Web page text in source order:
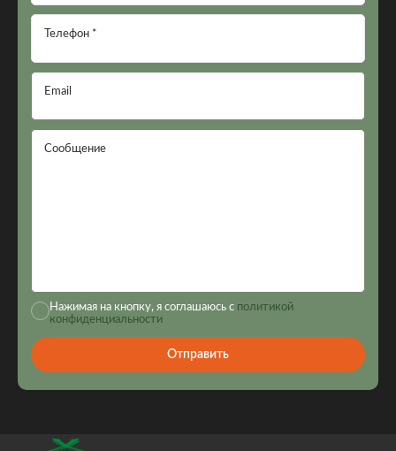
Телефон *
Email
Сообщение
Нажимая на кнопку, я соглашаюсь с политикой
конфиденциальности
Отправить